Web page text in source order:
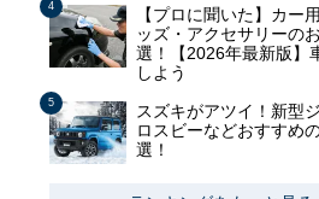
【プロに聞いた】カー
ッズ・アクセサリーの
選！【2026年最新版】
しよう
スズキがアツイ！新型
ロスビーなどおすすめ
選！